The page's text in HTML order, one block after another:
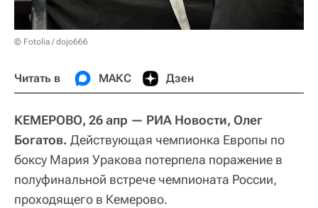
© Fotolia / dojo666
Читать в МАКС Дзен
КЕМЕРОВО, 26 апр — РИА Новости, Олег
Богатов. Действующая чемпионка Европы по
боксу Мария Уракова потерпела поражение в
полуфинальной встрече чемпионата России,
проходящего в Кемерово.